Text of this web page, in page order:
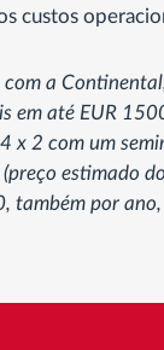
custos
a
em até EUR
x 2 com um
estimado
também por